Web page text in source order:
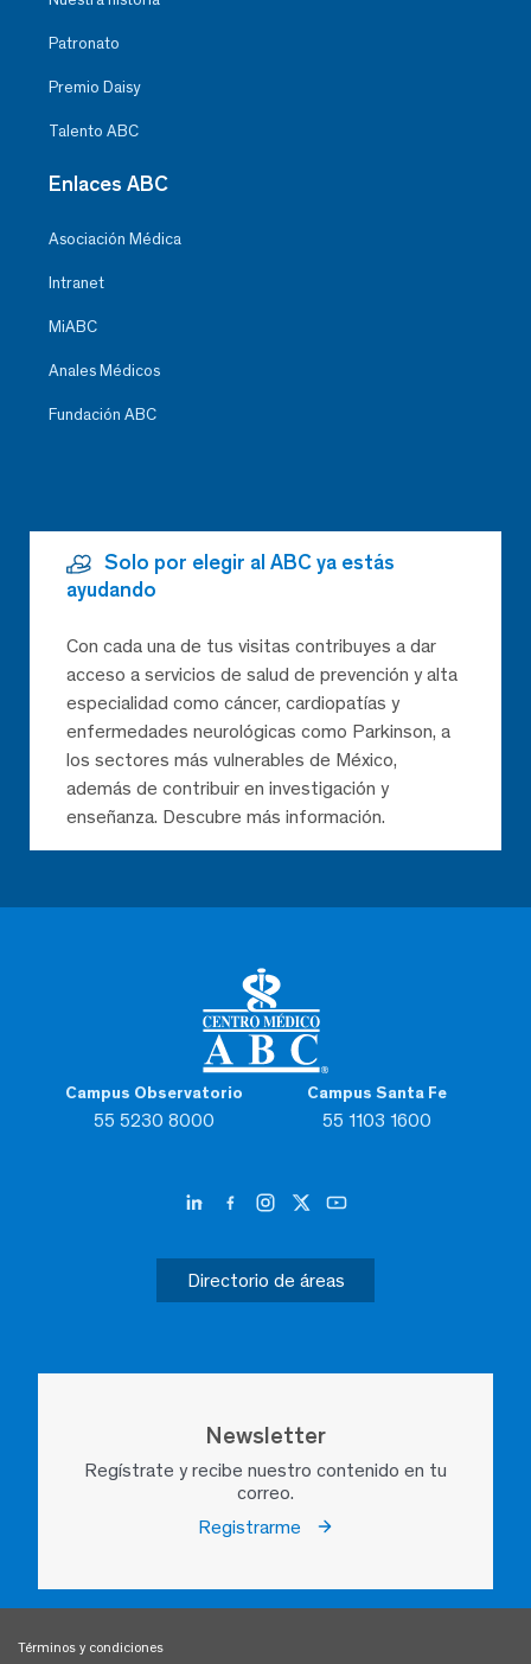
Campus Observatorio
55 5230 8000
Campus Santa Fe
55 1103 1600
Directorio de áreas
Newsletter
Regístrate y recibe nuestro contenido en tu
correo.
Registrarme
Patronato
Premio Daisy
Talento ABC
Enlaces ABC
Asociación Médica
Intranet
MiABC
Anales Médicos
Fundación ABC
Solo por elegir al ABC ya estás
ayudando
Con cada una de tus visitas contribuyes a dar
acceso a servicios de salud de prevención y alta
especialidad como cáncer, cardiopatías y
enfermedades neurológicas como Parkinson, a
los sectores más vulnerables de México,
además de contribuir en investigación y
enseñanza. Descubre más información.
Términos y condiciones